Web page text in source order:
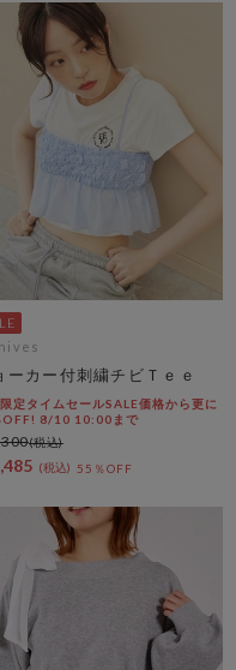
ーカー付刺繍チビＴｅｅ
定タイムセールSALE価格から更に
8/10 10:00まで
55％OFF